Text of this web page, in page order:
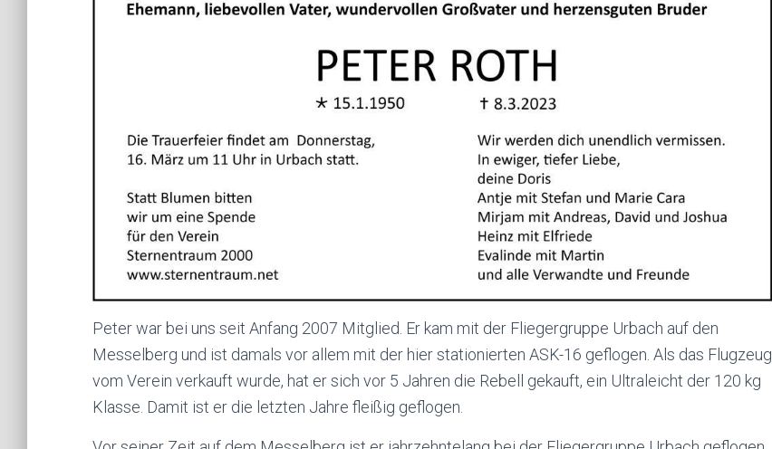
Peter war bei uns seit Anfang 2007 Mitglied. Er kam mit der Fliegergruppe Urbach auf den
Messelberg und ist damals vor allem mit der hier stationierten ASK-16 geflogen. Als das Flugzeug
vom Verein verkauft wurde, hat er sich vor 5 Jahren die Rebell gekauft, ein Ultraleicht der 120 kg
Klasse. Damit ist er die letzten Jahre fleißig geflogen.